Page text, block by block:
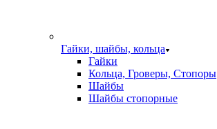
Гайки, шайбы, кольца
Гайки
Кольца, Гроверы, Стопоры
Шайбы
Шайбы стопорные